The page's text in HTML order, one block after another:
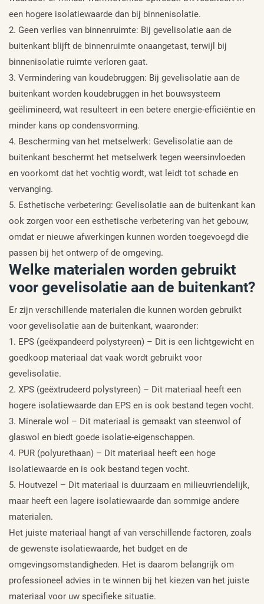
een hogere isolatiewaarde dan bij binnenisolatie.
2. Geen verlies van binnenruimte: Bij gevelisolatie aan de
buitenkant blijft de binnenruimte onaangetast, terwijl bij
binnenisolatie ruimte verloren gaat.
3. Vermindering van koudebruggen: Bij gevelisolatie aan de
buitenkant worden koudebruggen in het bouwsysteem
geëlimineerd, wat resulteert in een betere energie-efficiëntie en
minder kans op condensvorming.
4. Bescherming van het metselwerk: Gevelisolatie aan de
buitenkant beschermt het metselwerk tegen weersinvloeden
en voorkomt dat het vochtig wordt, wat leidt tot schade en
vervanging.
5. Esthetische verbetering: Gevelisolatie aan de buitenkant kan
ook zorgen voor een esthetische verbetering van het gebouw,
omdat er nieuwe afwerkingen kunnen worden toegevoegd die
passen bij het ontwerp of de omgeving.
Welke materialen worden gebruikt
voor gevelisolatie aan de buitenkant?
Er zijn verschillende materialen die kunnen worden gebruikt
voor gevelisolatie aan de buitenkant, waaronder:
1. EPS (geëxpandeerd polystyreen) – Dit is een lichtgewicht en
goedkoop materiaal dat vaak wordt gebruikt voor
gevelisolatie.
2. XPS (geëxtrudeerd polystyreen) – Dit materiaal heeft een
hogere isolatiewaarde dan EPS en is ook bestand tegen vocht.
3. Minerale wol – Dit materiaal is gemaakt van steenwol of
glaswol en biedt goede isolatie-eigenschappen.
4. PUR (polyurethaan) – Dit materiaal heeft een hoge
isolatiewaarde en is ook bestand tegen vocht.
5. Houtvezel – Dit materiaal is duurzaam en milieuvriendelijk,
maar heeft een lagere isolatiewaarde dan sommige andere
materialen.
Het juiste materiaal hangt af van verschillende factoren, zoals
de gewenste isolatiewaarde, het budget en de
omgevingsomstandigheden. Het is daarom belangrijk om
professioneel advies in te winnen bij het kiezen van het juiste
materiaal voor uw specifieke situatie.